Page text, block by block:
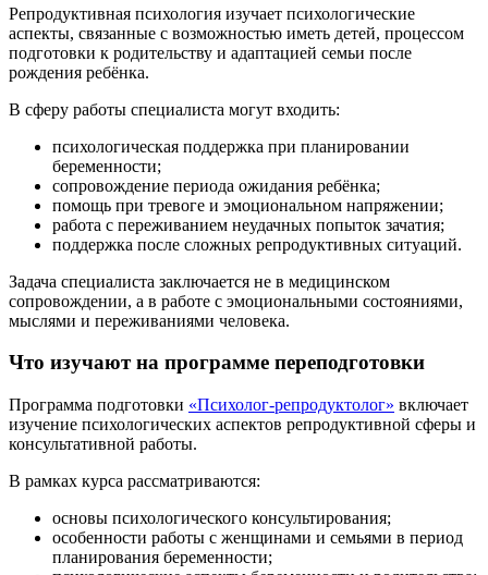
Репродуктивная психология изучает психологические
аспекты, связанные с возможностью иметь детей, процессом
подготовки к родительству и адаптацией семьи после
рождения ребёнка.
В сферу работы специалиста могут входить:
психологическая поддержка при планировании
беременности;
сопровождение периода ожидания ребёнка;
помощь при тревоге и эмоциональном напряжении;
работа с переживанием неудачных попыток зачатия;
поддержка после сложных репродуктивных ситуаций.
Задача специалиста заключается не в медицинском
сопровождении, а в работе с эмоциональными состояниями,
мыслями и переживаниями человека.
Что изучают на программе переподготовки
Программа подготовки «Психолог-репродуктолог» включает
изучение психологических аспектов репродуктивной сферы и
консультативной работы.
В рамках курса рассматриваются:
основы психологического консультирования;
особенности работы с женщинами и семьями в период
планирования беременности;